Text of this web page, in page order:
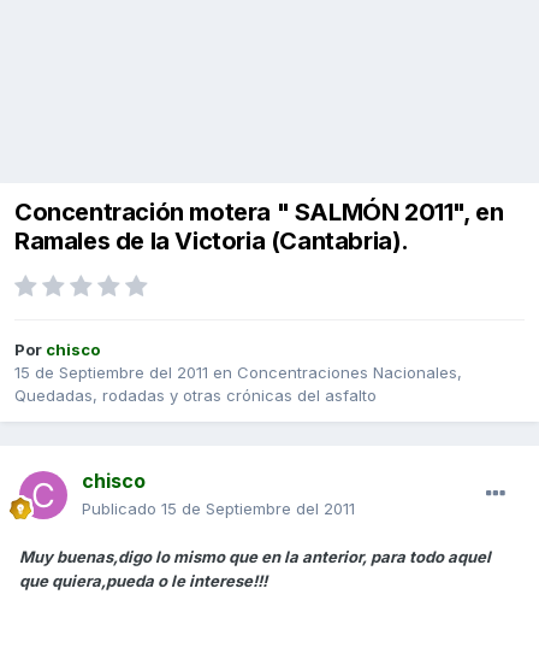
Concentración motera " SALMÓN 2011", en
Ramales de la Victoria (Cantabria).
Por chisco
15 de Septiembre del 2011 en Concentraciones Nacionales,
Quedadas, rodadas y otras crónicas del asfalto
chisco
Publicado 15 de Septiembre del 2011
Muy buenas,digo lo mismo que en la anterior, para todo aquel
que quiera,pueda o le interese!!!